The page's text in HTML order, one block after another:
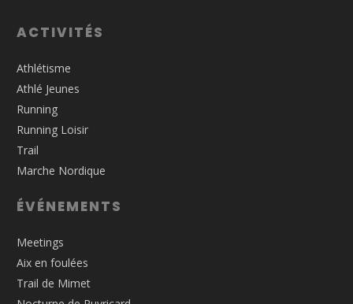
ACTIVITÉS
Athlétisme
Athlé Jeunes
Running
Running Loisir
Trail
Marche Nordique
ÉVÉNEMENTS
Meetings
Aix en foulées
Trail de Mimet